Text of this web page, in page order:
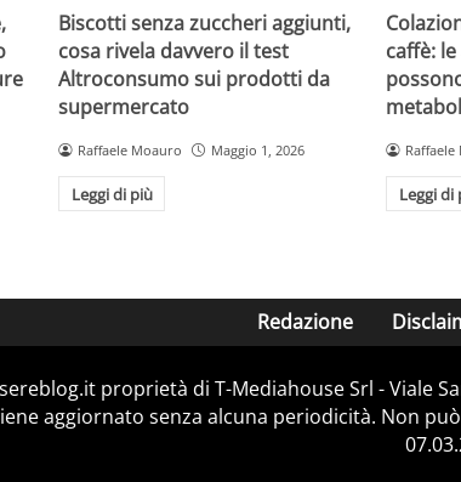
Biscotti senza zuccheri aggiunti,
cosa rivela davvero il test
Altroconsumo sui prodotti da
supermercato
Raffaele Moauro Maggio 1, 2026
Leggi di più
caffè:
Leggi di
Redazione
proprietà di T-Mediahouse Srl - Viale
aggiornato senza alcuna periodicità. Non